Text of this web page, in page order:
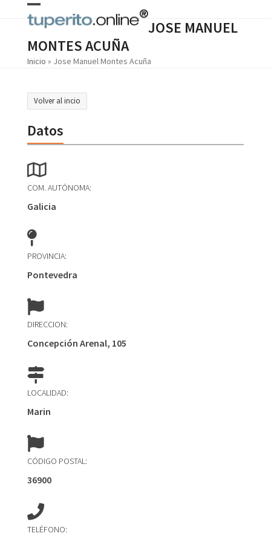
Open
mobile
menu
Close
mobile
menu
JOSE MANUEL
MONTES ACUÑA
Inicio » Jose Manuel Montes Acuña
Volver al incio
Datos
COM. AUTÓNOMA:
Galicia
PROVINCIA:
Pontevedra
DIRECCION:
Concepción Arenal, 105
LOCALIDAD:
Marin
CÓDIGO POSTAL:
36900
TELÉFONO: